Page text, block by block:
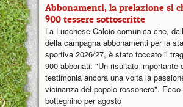
Abbonamenti, la prelazione si
900 tessere sottoscritte
La Lucchese Calcio comunica che,
della campagna abbonamenti per la
sportiva 2026/27, è stato toccato il
900 abbonati: "Un risultato importante
testimonia ancora una volta la
vicinanza del popolo rossonero". Ecco
botteghino per agosto